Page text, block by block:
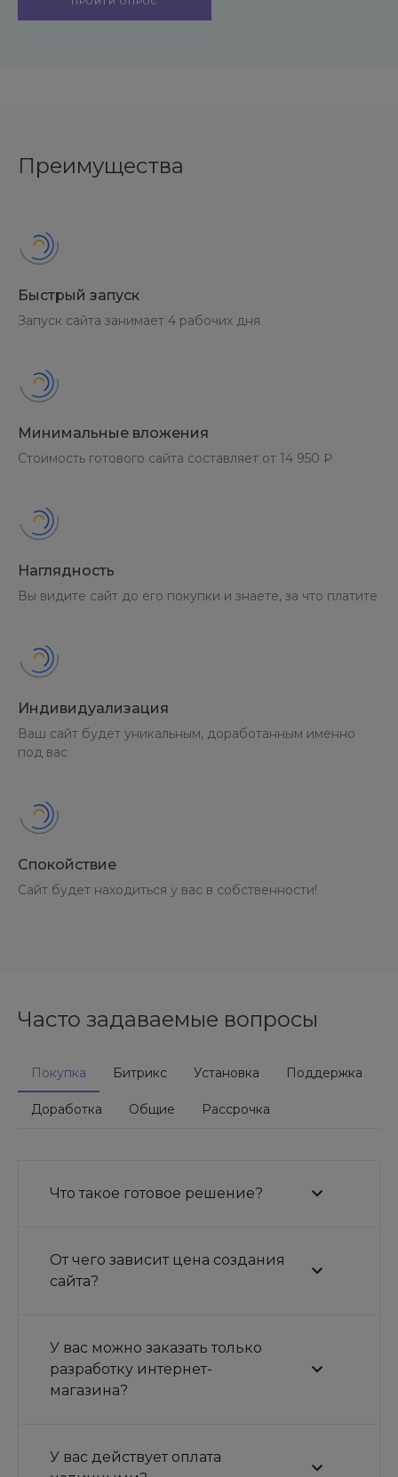
Преимущества
Быстрый запуск
Запуск сайта занимает 4 рабочих дня
Минимальные вложения
Стоимость готового сайта составляет от 14 950 ₽
Наглядность
Вы видите сайт до его покупки и знаете, за что платите
Индивидуализация
Ваш сайт будет уникальным, доработанным именно
под вас
Спокойствие
Сайт будет находиться у вас в собственности!
Часто задаваемые вопросы
Покупка Битрикс Установка Поддержка
Доработка Общие Рассрочка
Что такое готовое решение?
От чего зависит цена создания
сайта?
У вас можно заказать только
разработку интернет-
магазина?
У вас действует оплата